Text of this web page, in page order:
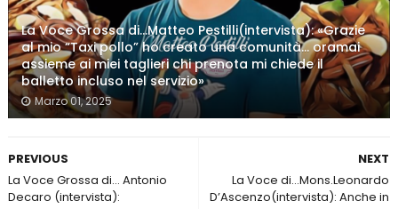
La Voce Grossa di…Matteo Pestilli(intervista): «Grazie
al mio “Taxi pollo” ho creato una comunità… oramai
assieme ai miei taglieri chi prenota mi chiede il
balletto incluso nel servizio»
Marzo 01, 2025
NEXT
La Voce di…Mons.Leonardo
D’Ascenzo(intervista): Anche in
PREVIOUS
La Voce Grossa di… Antonio
Decaro (intervista):